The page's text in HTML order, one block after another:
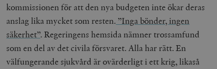
kommissionen för att den nya budgeten inte ökar deras
anslag lika mycket som resten. ”Inga bönder, ingen
säkerhet”. Regeringens hemsida nämner trossamfund
som en del av det civila försvaret. Alla har rätt. En
välfungerande sjukvård är ovärderligt i ett krig, likaså